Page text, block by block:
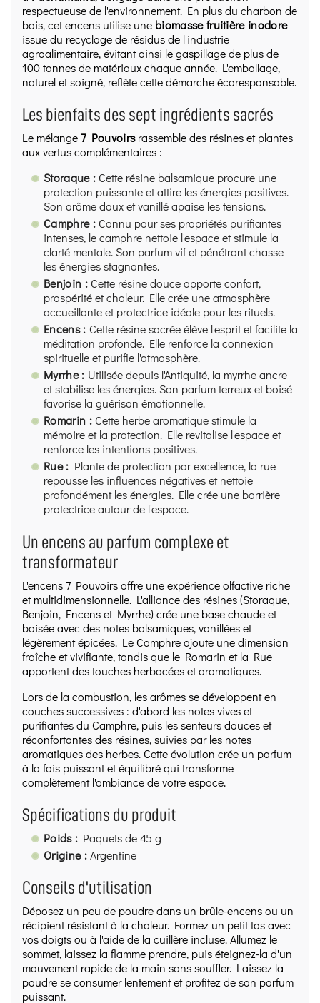
respectueuse de l'environnement. En plus du charbon de
bois, cet encens utilise une biomasse fruitière inodore
issue du recyclage de résidus de l'industrie
agroalimentaire, évitant ainsi le gaspillage de plus de
100 tonnes de matériaux chaque année. L'emballage,
naturel et soigné, reflète cette démarche écoresponsable.
Les bienfaits des sept ingrédients sacrés
Le mélange7 Pouvoirsrassemble des résines et plantes
aux vertus complémentaires :
Storaque :Cette résine balsamique procure une
protection puissante et attire les énergies positives.
Son arôme doux et vanillé apaise les tensions.
Camphre :Connu pour ses propriétés purifiantes
intenses, le camphre nettoie l'espace et stimule la
clarté mentale. Son parfum vif et pénétrant chasse
les énergies stagnantes.
Benjoin :Cette résine douce apporte confort,
prospérité et chaleur. Elle crée une atmosphère
accueillante et protectrice idéale pour les rituels.
Encens : Cette résine sacrée élève l'esprit et facilite la
méditation profonde. Elle renforce la connexion
spirituelle et purifie l'atmosphère.
Myrrhe : Utilisée depuis l'Antiquité, la myrrhe ancre
et stabilise les énergies. Son parfum terreux et boisé
favorise la guérison émotionnelle.
Romarin :Cette herbe aromatique stimule la
mémoire et la protection. Elle revitalise l'espace et
renforce les intentions positives.
Rue : Plante de protection par excellence, la rue
repousse les influences négatives et nettoie
profondément les énergies. Elle crée une barrière
protectrice autour de l'espace.
Un encens au parfum complexe et
transformateur
L'encens 7 Pouvoirs offre une expérience olfactive riche
et multidimensionnelle. L'alliance des résines (Storaque,
Benjoin, Encens et Myrrhe) crée une base chaude et
boisée avec des notes balsamiques, vanillées et
légèrement épicées. Le Camphre ajoute une dimension
fraîche et vivifiante, tandis que le Romarin et la Rue
apportent des touches herbacées et aromatiques.
Lors de la combustion, les arômes se développent en
couches successives : d'abord les notes vives et
purifiantes du Camphre, puis les senteurs douces et
réconfortantes des résines, suivies par les notes
aromatiques des herbes. Cette évolution crée un parfum
à la fois puissant et équilibré qui transforme
complètement l'ambiance de votre espace.
Spécifications du produit
Poids : Paquets de 45 g
Origine :Argentine
Conseils d'utilisation
Déposez un peu de poudre dans un brûle-encens ou un
récipient résistant à la chaleur. Formez un petit tas avec
vos doigts ou à l'aide de la cuillère incluse. Allumez le
sommet, laissez la flamme prendre, puis éteignez-la d'un
mouvement rapide de la main sans souffler. Laissez la
poudre se consumer lentement et profitez de son parfum
puissant.